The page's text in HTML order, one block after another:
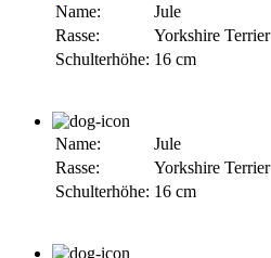
Name:
Jule
Rasse:
Yorkshire Terrier
Schulterhöhe: 16 cm
Name:
Jule
Rasse:
Yorkshire Terrier
Schulterhöhe: 16 cm